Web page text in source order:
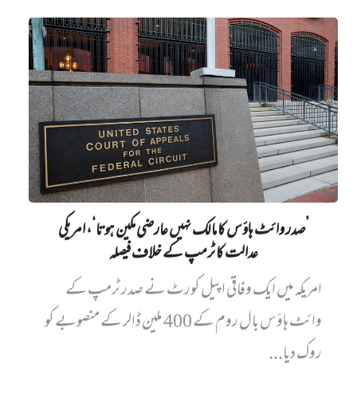
’صدر وائٹ ہاؤس کا مالک نہیں‌ عارضی مکین ہوتا‘، امریکی
عدالت کا ٹرمپ کے خلاف فیصلہ
امریکہ میں ایک وفاقی اپیل کورٹ نے صدر ٹرمپ کے
وائٹ ہاؤس بال روم کے 400 ملین ڈالر کے منصوبے کو
روک دیا...